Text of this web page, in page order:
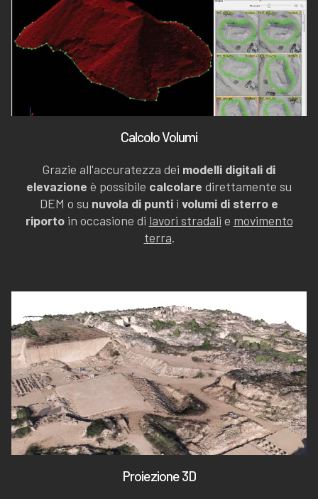
Calcolo Volumi
Grazie all'accuratezza dei modelli digitali di
elevazione è possibile calcolare direttamente su
DEM o su nuvola di punti i volumi di sterro e
riportoin occasione di lavori stradali e movimento
terra.
Proiezione 3D